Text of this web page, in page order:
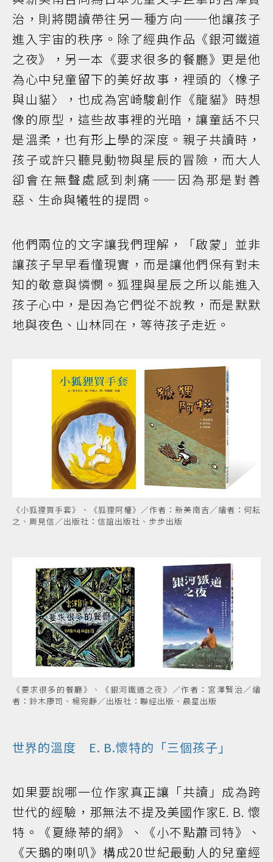
治，則將閱讀帶往另一種方向——他讓孩子
進入宇宙的秩序。除了經典作品《銀河鐵道
之夜》，另一本《要求很多的餐廳》更是他
為心中兒童留下的美好故事，裡頭的〈橡子
與山貓〉，也成為宮崎駿創作《龍貓》時想
像的原型，這些故事裡的光暗，讓童話不只
是溫柔，也有形上學的深度。親子共讀時，
孩子或許只聽見動物與星辰的冒險，而大人
卻會在無聲處感到刺痛——因為那是對善
惡、生命與犧牲的提問。
他們兩位的文字讓我們理解，「啟蒙」並非
讓孩子早早看懂現實，而是讓他們保有對未
知的敬意與憐憫。狐狸與星辰之所以能進入
孩子心中，是因為它們從不說教，而是默默
地與夜色、山林同在，等待孩子走近。
《小狐狸買手套》、《狐狸阿權》／作者：新美南吉／繪者：何耘
之、周見信／出版社：信誼出版社、步步出版
《要求很多的餐廳》、《銀河鐵道之夜》／作者：宮澤賢治／繪
者：鈴木康司、楊宛靜／出版社：聯經出版、晨星出版
世界的溫度 E. B.懷特的「三個孩子」
如果要說哪一位作家真正讓「共讀」成為跨
世代的經驗，那無法不提及美國作家E. B. 懷
特。《夏綠蒂的網》、《小不點蕭司特》、
《天鵝的喇叭》構成20世紀最動人的兒童經